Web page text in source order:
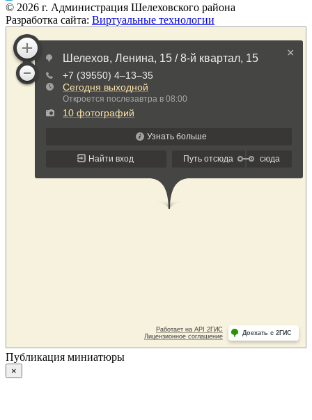
© 2026 г. Администрация Шелеховского района
Разработка сайта: Виртуальные технологии
Публикация миниатюры
×